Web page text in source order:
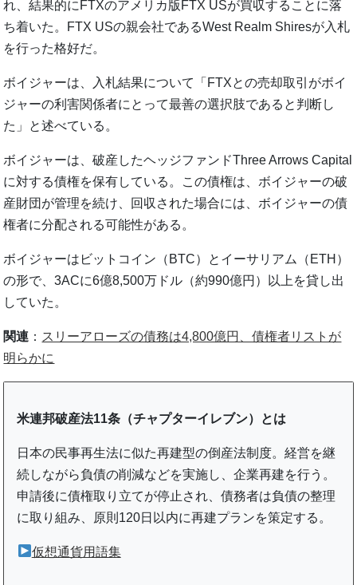
れ、結果的にFTXのアメリカ版FTX USが買収することに落
ち着いた。FTX USの親会社であるWest Realm Shiresが入札
を行った格好だ。
ボイジャーは、入札結果について「FTXとの売却取引がボイ
ジャーの利害関係者にとって最善の選択肢であると判断し
た」と述べている。
ボイジャーは、破産したヘッジファンドThree Arrows Capital
に対する債権を保有している。この債権は、ボイジャーの破
産財団が管理を続け、回収された場合には、ボイジャーの債
権者に分配される可能性がある。
ボイジャーはビットコイン（BTC）とイーサリアム（ETH）
の形で、3ACに6億8,500万ドル（約990億円）以上を貸し出
していた。
関連 ： スリーアローズの債務は4,800億円、債権者リストが
明らかに
米連邦破産法11条（チャプターイレブン）とは
日本の民事再生法に似た再建型の倒産法制度。経営を継
続しながら負債の削減などを実施し、企業再建を行う。
申請後に債権取り立てが停止され、債務者は負債の整理
に取り組み、原則120日以内に再建プランを策定する。
仮想通貨用語集